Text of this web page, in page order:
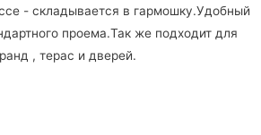
- складывается в гармошку.Удобный
проема.Так же подходит для
, терас и дверей.